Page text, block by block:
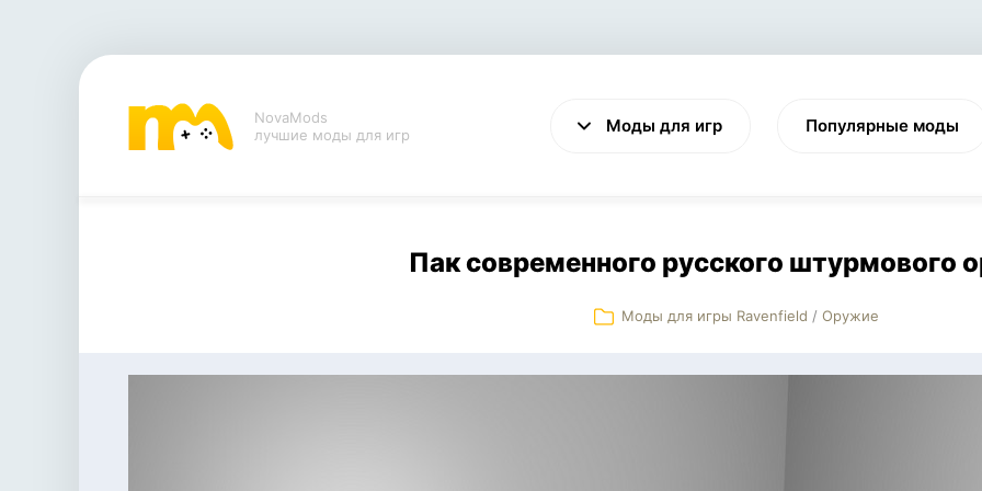
NovaMods
лучшие моды для игр
Моды для игр
VALHEIM CYBERPUNK 2077
Популярные моды
Пак современного русского штурмового
Моды для игры Ravenfield / Оружие